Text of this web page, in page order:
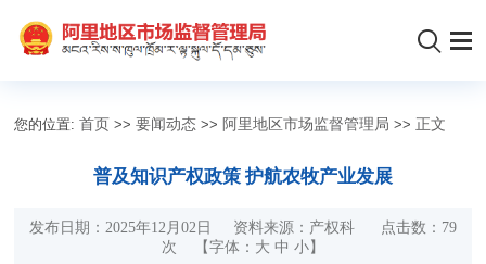
您的位置:首页 >>要闻动态 >> 阿里地区市场监督管理局 >> 正文
普及知识产权政策 护航农牧产业发展
发布日期：2025年12月02日 资料来源：产权科 点击数： 79
次
【字体： 大 中 小】